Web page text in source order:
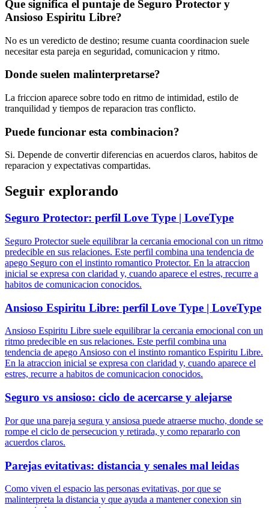
Que significa el puntaje de Seguro Protector y
Ansioso Espiritu Libre?
No es un veredicto de destino; resume cuanta coordinacion suele
necesitar esta pareja en seguridad, comunicacion y ritmo.
Donde suelen malinterpretarse?
La friccion aparece sobre todo en ritmo de intimidad, estilo de
tranquilidad y tiempos de reparacion tras conflicto.
Puede funcionar esta combinacion?
Si. Depende de convertir diferencias en acuerdos claros, habitos de
reparacion y expectativas compartidas.
Seguir explorando
Seguro Protector: perfil Love Type | LoveType
Seguro Protector suele equilibrar la cercania emocional con un ritmo
predecible en sus relaciones. Este perfil combina una tendencia de
apego Seguro con el instinto romantico Protector. En la atraccion
inicial se expresa con claridad y, cuando aparece el estres, recurre a
habitos de comunicacion conocidos.
Ansioso Espiritu Libre: perfil Love Type | LoveType
Ansioso Espiritu Libre suele equilibrar la cercania emocional con un
ritmo predecible en sus relaciones. Este perfil combina una
tendencia de apego Ansioso con el instinto romantico Espiritu Libre.
En la atraccion inicial se expresa con claridad y, cuando aparece el
estres, recurre a habitos de comunicacion conocidos.
Seguro vs ansioso: ciclo de acercarse y alejarse
Por que una pareja segura y ansiosa puede atraerse mucho, donde se
rompe el ciclo de persecucion y retirada, y como repararlo con
acuerdos claros.
Parejas evitativas: distancia y senales mal leidas
Como viven el espacio las personas evitativas, por que se
malinterpreta la distancia y que ayuda a mantener conexion sin